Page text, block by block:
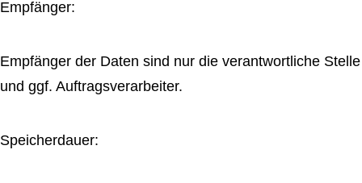
Empfänger:
Empfänger der Daten sind nur die verantwortliche Stelle
und ggf. Auftragsverarbeiter.
Speicherdauer: